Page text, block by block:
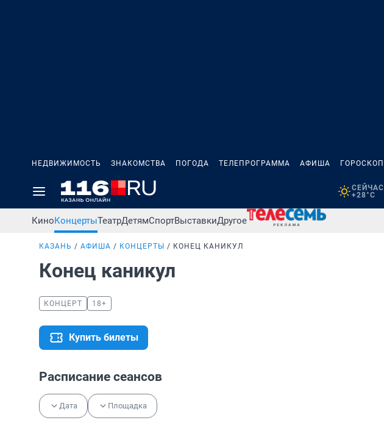
НЕДВИЖИМОСТЬ ЗНАКОМСТВА ПОГОДА ТЕЛЕПРОГРАММА АФИША ГОРОСКОП
СЕЙЧАС
+28°C
КиноКонцертыТеатрДетямСпортВыставкиДругое
КАЗАНЬ АФИША КОНЦЕРТЫ КОНЕЦ КАНИКУЛ
Конец каникул
КОНЦЕРТ 18+
Купить билеты
Расписание сеансов
Дата Площадка